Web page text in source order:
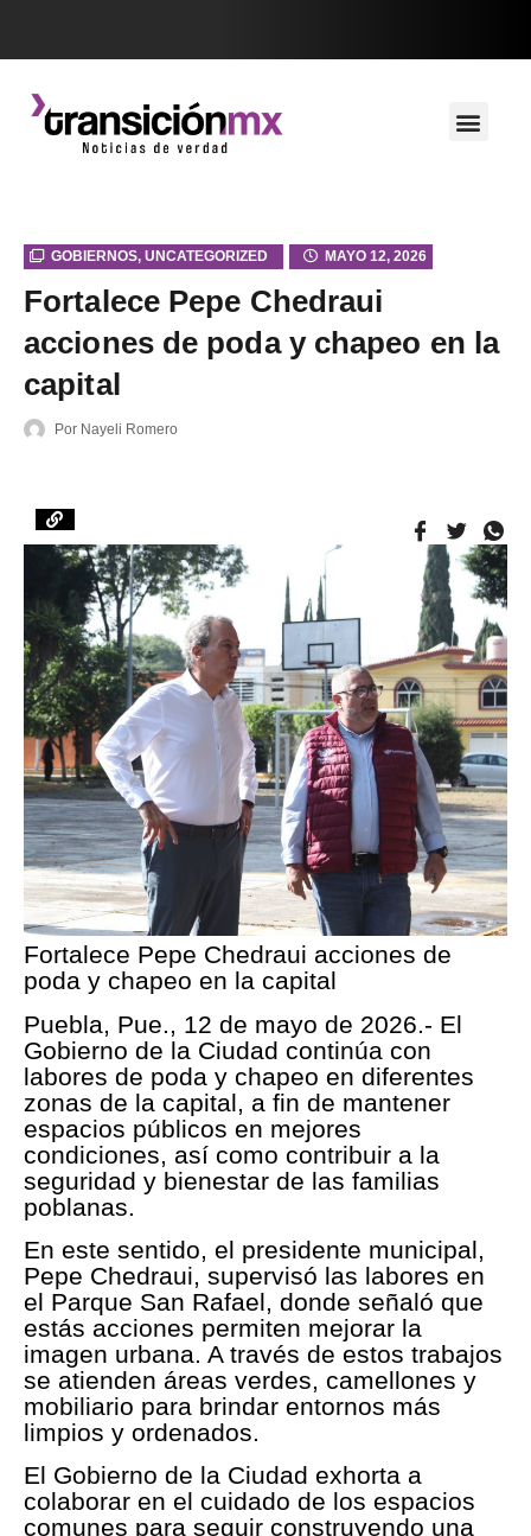
GOBIERNOS, UNCATEGORIZED MAYO 12, 2026
Fortalece Pepe Chedraui
acciones de poda y chapeo en la
capital
Por Nayeli Romero
Fortalece Pepe Chedraui acciones de
poda y chapeo en la capital
Puebla, Pue., 12 de mayo de 2026.- El
Gobierno de la Ciudad continúa con
labores de poda y chapeo en diferentes
zonas de la capital, a fin de mantener
espacios públicos en mejores
condiciones, así como contribuir a la
seguridad y bienestar de las familias
poblanas.
En este sentido, el presidente municipal,
Pepe Chedraui, supervisó las labores en
el Parque San Rafael, donde señaló que
estás acciones permiten mejorar la
imagen urbana. A través de estos trabajos
se atienden áreas verdes, camellones y
mobiliario para brindar entornos más
limpios y ordenados.
El Gobierno de la Ciudad exhorta a
colaborar en el cuidado de los espacios
comunes para seguir construyendo una